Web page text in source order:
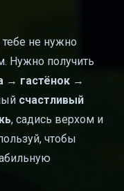
тебе не нужно
Нужно получить
→ гастёнок →
счастливый
, садись верхом и
чтобы